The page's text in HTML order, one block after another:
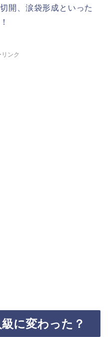
開、涙袋形成といった
ンク
に変わった？